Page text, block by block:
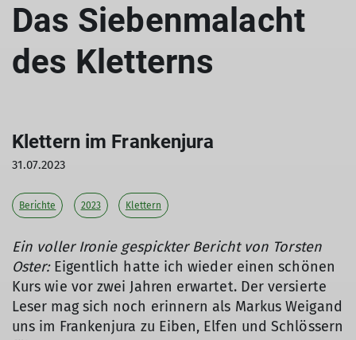
Das Siebenmalacht
des Kletterns
Klettern im Frankenjura
31.07.2023
Berichte 2023 Klettern
Ein voller Ironie gespickter Bericht von Torsten
Oster:Eigentlich hatte ich wieder einen schönen
Kurs wie vor zwei Jahren erwartet. Der versierte
Leser mag sich noch erinnern als Markus Weigand
uns im Frankenjura zu Eiben, Elfen und Schlössern